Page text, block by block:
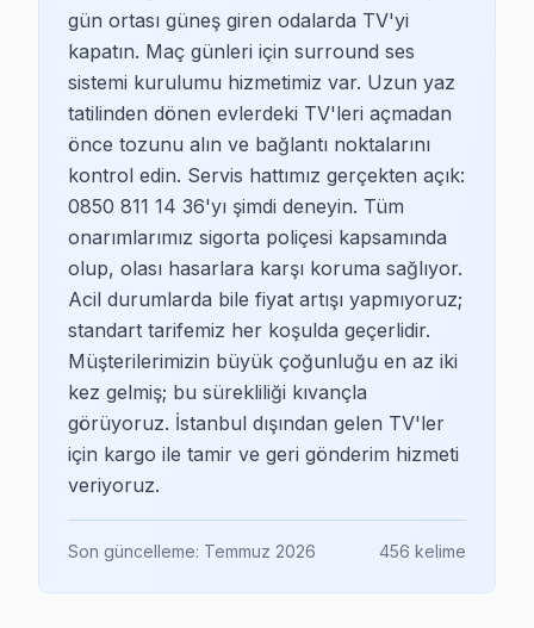
Ataşehir bölgesinde yaz mevsiminde açık
Ataşehir bölgesindeki müşterilerimize hizmet
Son güncelleme: Temmuz 2026 · 2026-Q3
gün ortası güneş giren odalarda TV'yi
kapatın. Maç günleri için surround ses
sistemi kurulumu hizmetimiz var. Uzun yaz
tatilinden dönen evlerdeki TV'leri açmadan
önce tozunu alın ve bağlantı noktalarını
kontrol edin. Servis hattımız gerçekten açık:
0850 811 14 36'yı şimdi deneyin. Tüm
onarımlarımız sigorta poliçesi kapsamında
olup, olası hasarlara karşı koruma sağlıyor.
Acil durumlarda bile fiyat artışı yapmıyoruz;
standart tarifemiz her koşulda geçerlidir.
Müşterilerimizin büyük çoğunluğu en az iki
kez gelmiş; bu sürekliliği kıvançla
görüyoruz. İstanbul dışından gelen TV'ler
için kargo ile tamir ve geri gönderim hizmeti
veriyoruz.
Son güncelleme: Temmuz 2026 456 kelime